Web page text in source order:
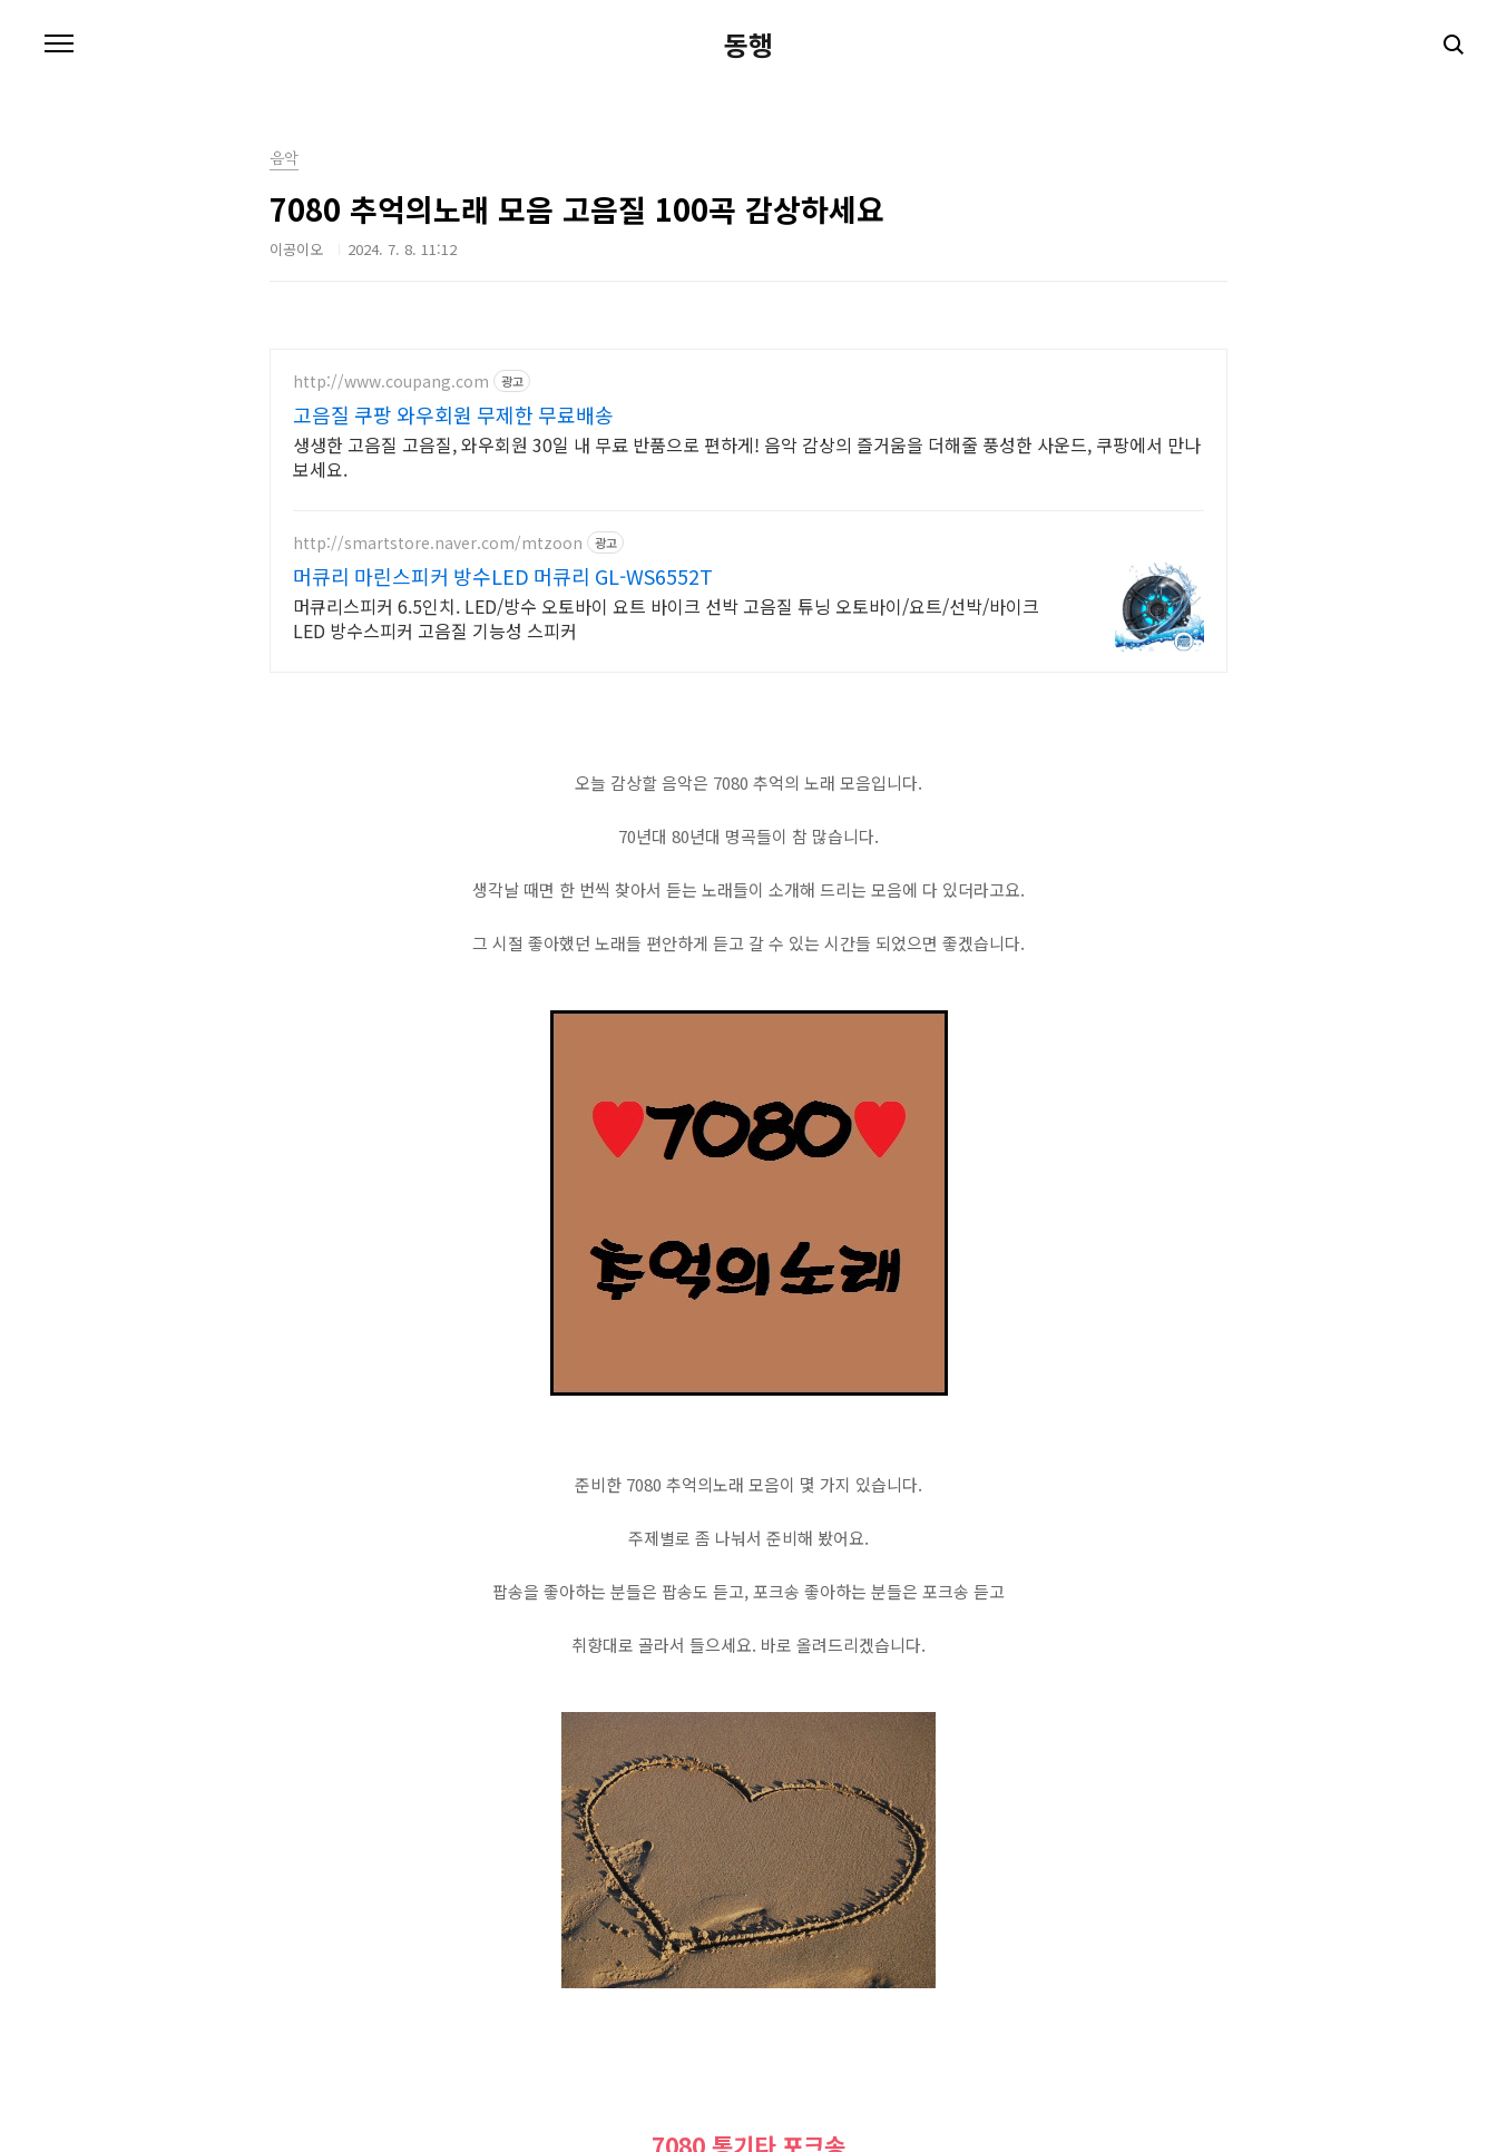
동행
음악
7080 추억의노래 모음 고음질 100곡 감상하세요
이공이오 2024. 7. 8. 11:12
http://www.coupang.com 광고
고음질 쿠팡 와우회원 무제한 무료배송
생생한 고음질 고음질, 와우회원 30일 내 무료 반품으로 편하게! 음악 감상의 즐거움을 더해줄 풍성한 사운드, 쿠팡에서 만나
보세요.
http://smartstore.naver.com/mtzoon 광고
머큐리 마린스피커 방수LED 머큐리 GL-WS6552T
머큐리스피커 6.5인치. LED/방수 오토바이 요트 바이크 선박 고음질 튜닝 오토바이/요트/선박/바이크
LED 방수스피커 고음질 기능성 스피커
오늘 감상할 음악은 7080 추억의 노래 모음입니다.
70년대 80년대 명곡들이 참 많습니다.
생각날 때면 한 번씩 찾아서 듣는 노래들이 소개해 드리는 모음에 다 있더라고요.
그 시절 좋아했던 노래들 편안하게 듣고 갈 수 있는 시간들 되었으면 좋겠습니다.
준비한 7080 추억의노래 모음이 몇 가지 있습니다.
주제별로 좀 나눠서 준비해 봤어요.
팝송을 좋아하는 분들은 팝송도 듣고, 포크송 좋아하는 분들은 포크송 듣고
취향대로 골라서 들으세요. 바로 올려드리겠습니다.
7080 통기타 포크송